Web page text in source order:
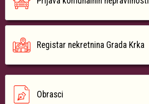
Registar nekretnina Grada Krka
Obrasci